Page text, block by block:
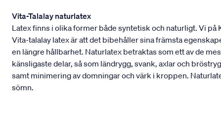
Vita-Talalay naturlatex
Latex finns i olika former både syntetisk och naturligt. Vi på
Vita-talalay latex är att det bibehåller sina främsta
en längre hållbarhet. Naturlatex betraktas som ett av de
känsligaste delar, så som ländrygg, svank, axlar och
samt minimering av domningar och värk i kroppen.
sömn.